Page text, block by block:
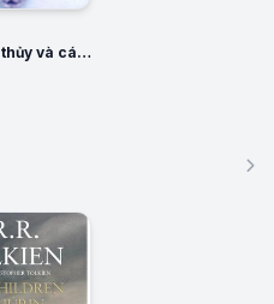
Sư tử, Phù thủy và cái Tủ áo